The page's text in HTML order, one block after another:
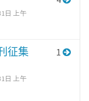
日 上午
征集
日 上午
1